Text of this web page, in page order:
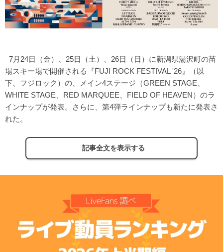
7月24日（金）、25日（土）、26日（日）に新潟県湯沢町の苗
場スキー場で開催される『FUJI ROCK FESTIVAL '26』（以
下、フジロック）の、メイン4ステージ（GREEN STAGE、
WHITE STAGE、RED MARQUEE、FIELD OF HEAVEN）のラ
インナップが発表。さらに、第4弾ラインナップも新たに発表さ
れた。
記事全文を表示する